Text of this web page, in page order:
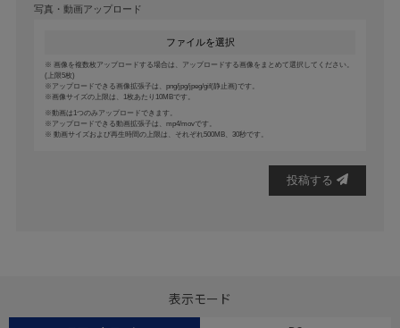
写真・動画アップロード
ファイルを選択
画像を複数枚アップロードする場合は、アップロードする画像をまとめて選択してください。
(上限5枚)
アップロードできる画像拡張子は、png/jpg/jpeg/gif(静止画)です。
画像サイズの上限は、1枚あたり10MBです。
動画は1つのみアップロードできます。
アップロードできる動画拡張子は、mp4/movです。
動画サイズおよび再生時間の上限は、それぞれ500MB、30秒です。
投稿する
表示モード